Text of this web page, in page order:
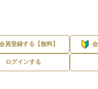
員登録する【無料】
ログインする